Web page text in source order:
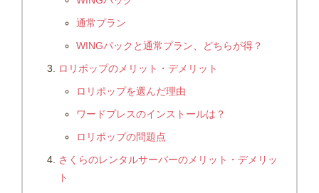
通常プラン
WINGパックと通常プラン、どちらが得？
ロリポップのメリット・デメリット
ロリポップを選んだ理由
ワードプレスのインストールは？
ロリポップの問題点
さくらのレンタルサーバーのメリット・デメリッ
ト